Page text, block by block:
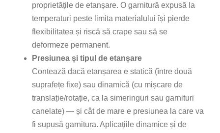
proprietățile de etanșare. O garnitură expusă la
temperaturi peste limita materialului își pierde
flexibilitatea și riscă să crape sau să se
deformeze permanent.
Presiunea și tipul de etanșare
Contează dacă etanșarea e statică (între două
suprafețe fixe) sau dinamică (cu mișcare de
translație/rotație, ca la simeringuri sau garnituri
canelate) — și cât de mare e presiunea la care va
fi supusă garnitura. Aplicațiile dinamice și de